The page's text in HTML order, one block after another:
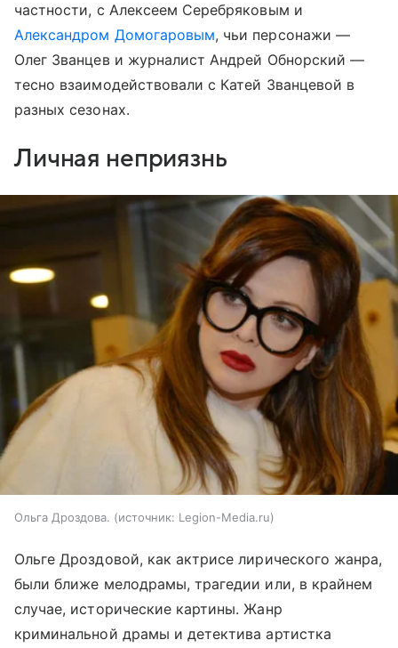
частности, с Алексеем Серебряковым и
Александром Домогаровым, чьи персонажи —
Олег Званцев и журналист Андрей Обнорский —
тесно взаимодействовали с Катей Званцевой в
разных сезонах.
Личная неприязнь
Ольга Дроздова. источник: Legion-Media.ru
Ольге Дроздовой, как актрисе лирического жанра,
были ближе мелодрамы, трагедии или, в крайнем
случае, исторические картины. Жанр
криминальной драмы и детектива артистка